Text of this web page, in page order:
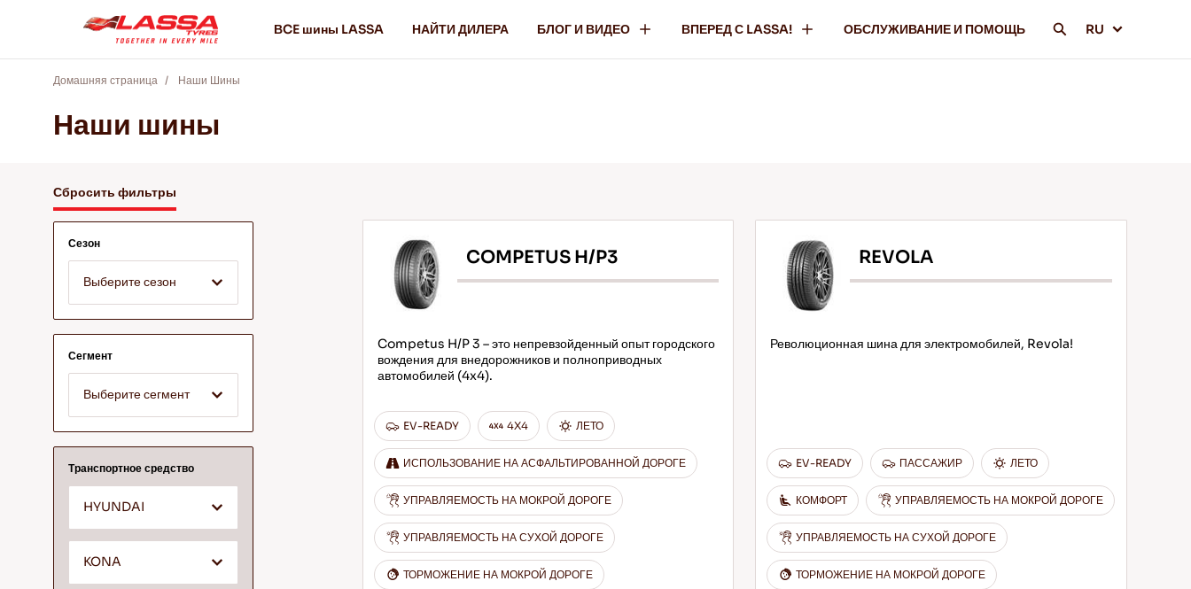
ВCE шины LASSA НАЙТИ ДИЛЕРА БЛОГ И ВИДЕО ВПЕРЕД С LASSA! ОБСЛУЖИВАНИЕ И ПОМОЩЬ RU
Домашняя страница Наши Шины
Наши шины
Сбросить фильтры
Сезон
Выберите сезон
Сегмент
Выберите сегмент
Транспортное средство
HYUNDAI
KONA
COMPETUS H/P3
Competus H/P 3 – это непревзойденный опыт городского
вождения для внедорожников и полноприводных
автомобилей (4x4).
EV-READY 4X4 ЛЕТО
ИСПОЛЬЗОВАНИЕ НА АСФАЛЬТИРОВАННОЙ ДОРОГЕ
УПРАВЛЯЕМОСТЬ НА МОКРОЙ ДОРОГЕ
УПРАВЛЯЕМОСТЬ НА СУХОЙ ДОРОГЕ
ТОРМОЖЕНИЕ НА МОКРОЙ ДОРОГЕ
REVOLA
Революционная шина для электромобилей, Revola!
EV-READY ПАССАЖИР ЛЕТО
КОМФОРТ УПРАВЛЯЕМОСТЬ НА МОКРОЙ ДОРОГЕ
УПРАВЛЯЕМОСТЬ НА СУХОЙ ДОРОГЕ
ТОРМОЖЕНИЕ НА МОКРОЙ ДОРОГЕ